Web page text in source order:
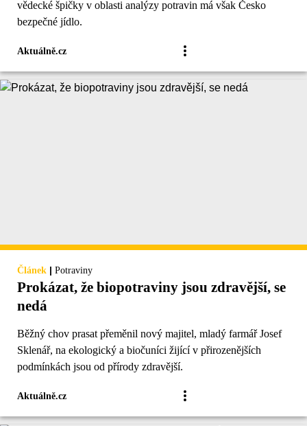
vědecké špičky v oblasti analýzy potravin má však Česko
bezpečné jídlo.
Aktuálně.cz
Článek | Potraviny
Prokázat, že biopotraviny jsou zdravější, se
nedá
Běžný chov prasat přeměnil nový majitel, mladý farmář Josef
Sklenář, na ekologický a biočuníci žijící v přirozenějších
podmínkách jsou od přírody zdravější.
Aktuálně.cz